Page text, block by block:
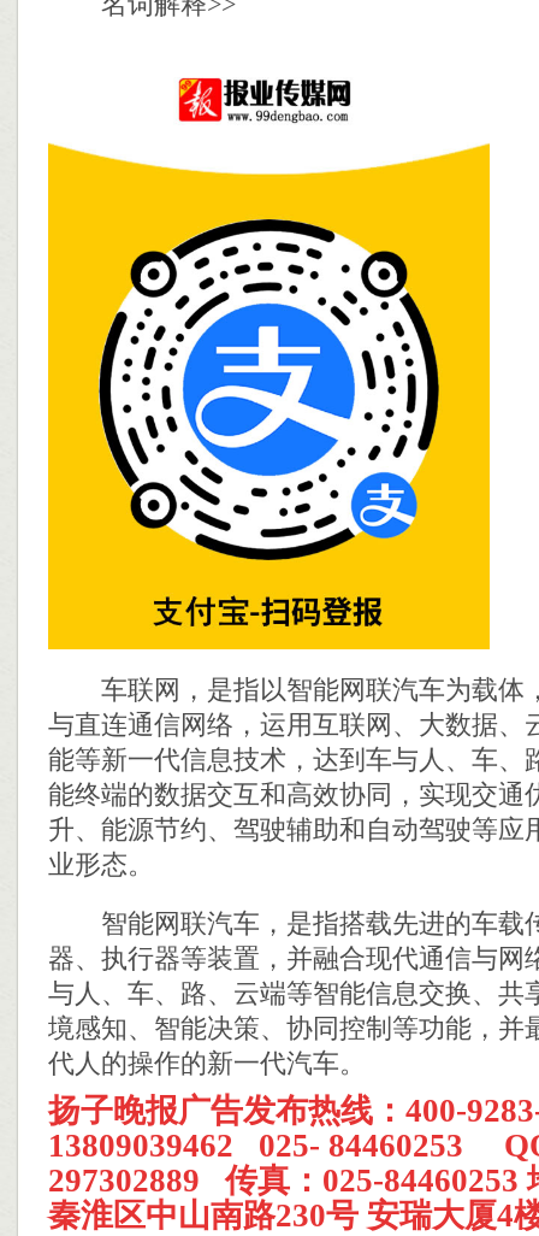
车联网，是指以智能网联汽车为载体
与直连通信网络，运用互联网、大数据、
能等新一代信息技术，达到车与人、车、
能终端的数据交互和高效协同，实现交通
升、能源节约、驾驶辅助和自动驾驶等应
业形态。
智能网联汽车，是指搭载先进的车载
器、执行器等装置，并融合现代通信与网
与人、车、路、云端等智能信息交换、共
境感知、智能决策、协同控制等功能，并
代人的操作的新一代汽车。
扬子晚报广告发布热线：400-
13809039462 025- 84460253
297302889 传真：025-84460253
秦淮区中山南路230号 安瑞大厦4